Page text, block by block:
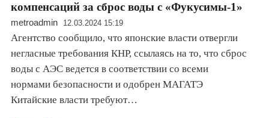
компенсаций за сброс воды с «Фукусимы-1»
metroadmin 12.03.2024 15:19
Агентство сообщило, что японские власти отвергли
негласные требования КНР, ссылаясь на то, что сброс
воды с АЭС ведется в соответствии со всеми
нормами безопасности и одобрен МАГАТЭ
Китайские власти требуют…